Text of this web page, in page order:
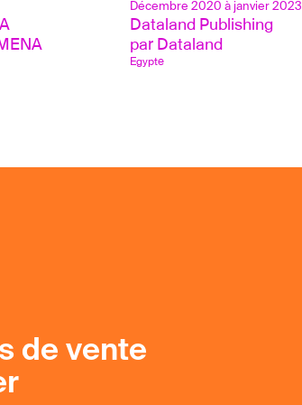
Décembre 2020 à janvier 2023
Dataland Publishing
par Dataland
Egypte
de vente